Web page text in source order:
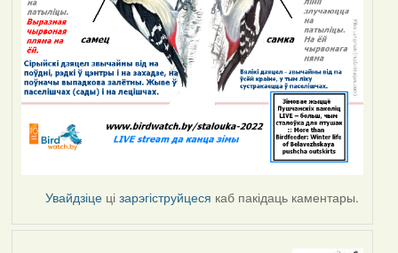
Увайдзіце цізарэгіструйцеся каб пакідаць каментары.